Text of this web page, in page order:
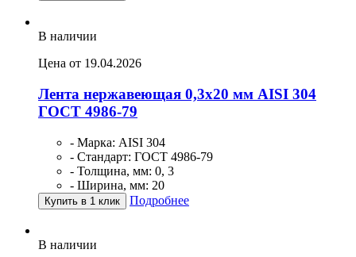
В наличии
Цена от 19.04.2026
Лента нержавеющая 0,3х20 мм AISI 304
ГОСТ 4986-79
- Марка: AISI 304
- Стандарт: ГОСТ 4986-79
- Толщина, мм: 0, 3
- Ширина, мм: 20
Купить в 1 клик Подробнее
В наличии